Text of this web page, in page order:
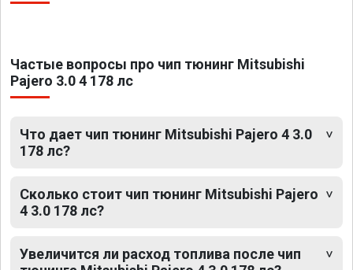
Частые вопросы про чип тюнинг Mitsubishi
Pajero 3.0 4 178 лс
Что дает чип тюнинг Mitsubishi Pajero 4 3.0
178 лс?
Сколько стоит чип тюнинг Mitsubishi Pajero
4 3.0 178 лс?
Увеличится ли расход топлива после чип